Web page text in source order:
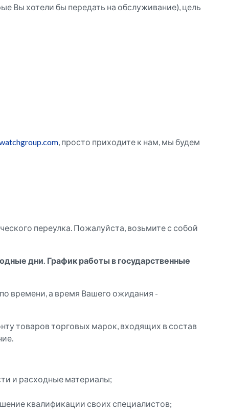
Вы хотели бы передать на обслуживание), цель
, просто приходите к нам, мы будем
переулка. Пожалуйста, возьмите с собой
дни. График работы в государственные
времени, а время Вашего ожидания -
товаров торговых марок, входящих в состав
и расходные материалы;
квалификации своих специалистов;